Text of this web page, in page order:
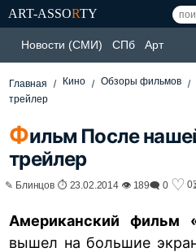
ART-ASSORTY
Новости (СМИ) СПб Арт
Главная Кино Обзоры фильмов
трейлер
Фильм После
трейлер
✎ Блинцов ⏱ 23.02.2014 👁 189🗨 0 ♡ 0
Американский фильм
вышел на большие